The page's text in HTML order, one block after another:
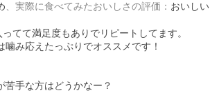
実際に食べてみたおいしさの評価 ： おいしい
てて満足度もありでリピートしてます。
み応えたっぷりでオススメです！
苦手な方はどうかなー？